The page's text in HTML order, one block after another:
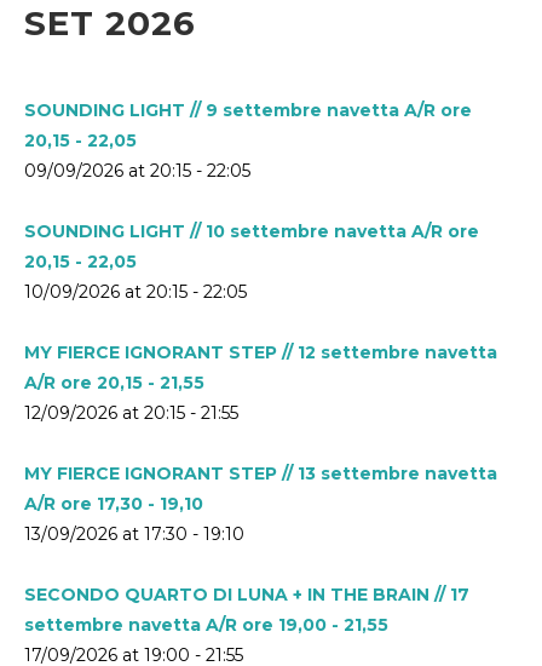
SET 2026
SOUNDING LIGHT // 9 settembre navetta A/R ore
20,15 - 22,05
09/09/2026 at 20:15 - 22:05
SOUNDING LIGHT // 10 settembre navetta A/R ore
20,15 - 22,05
10/09/2026 at 20:15 - 22:05
MY FIERCE IGNORANT STEP // 12 settembre navetta
A/R ore 20,15 - 21,55
12/09/2026 at 20:15 - 21:55
MY FIERCE IGNORANT STEP // 13 settembre navetta
A/R ore 17,30 - 19,10
13/09/2026 at 17:30 - 19:10
SECONDO QUARTO DI LUNA + IN THE BRAIN // 17
settembre navetta A/R ore 19,00 - 21,55
17/09/2026 at 19:00 - 21:55